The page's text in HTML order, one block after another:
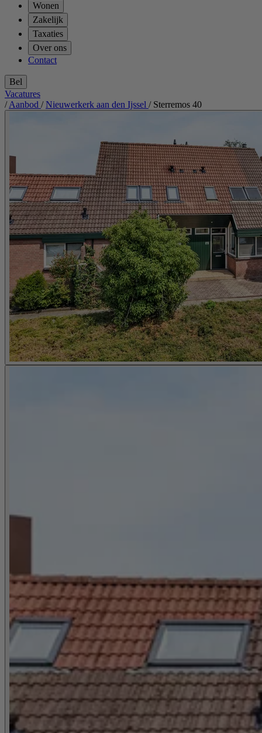
Wonen
Zakelijk
Taxaties
Over ons
Contact
Bel
Vacatures
/ Aanbod / Nieuwerkerk aan den Ijssel / Sterremos 40